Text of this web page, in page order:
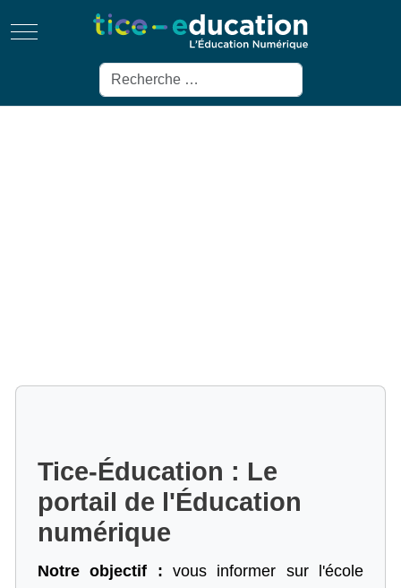
Mobile Menu Toggle
Rechercher
Tice-Éducation : Le
portail de l'Éducation
numérique
Notre objectif : vous informer sur l'école